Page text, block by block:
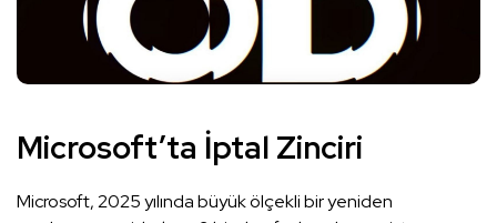
Microsoft’ta İptal Zinciri
Microsoft, 2025 yılında büyük ölçekli bir yeniden